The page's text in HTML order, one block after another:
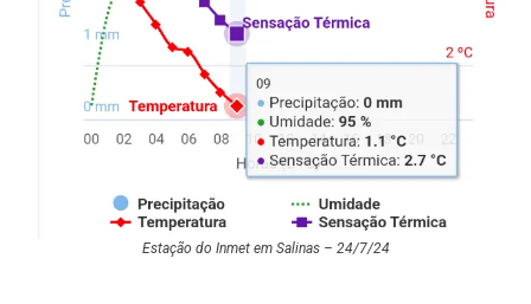
Estação do Inmet em Salinas – 24/7/24